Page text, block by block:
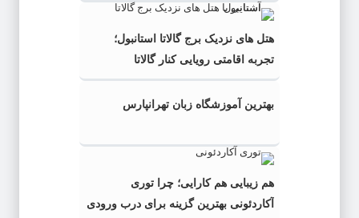
هتل های نزدیک برج گالاتا استانبول؛
تجربه اقامتی رویایی کنار گالاتا
بهترین آموزشگاه زبان تهرانپارس
هم زیبایی هم کارایی؛ چرا توری
آکاردئونی بهترین گزینه برای درب ورودی